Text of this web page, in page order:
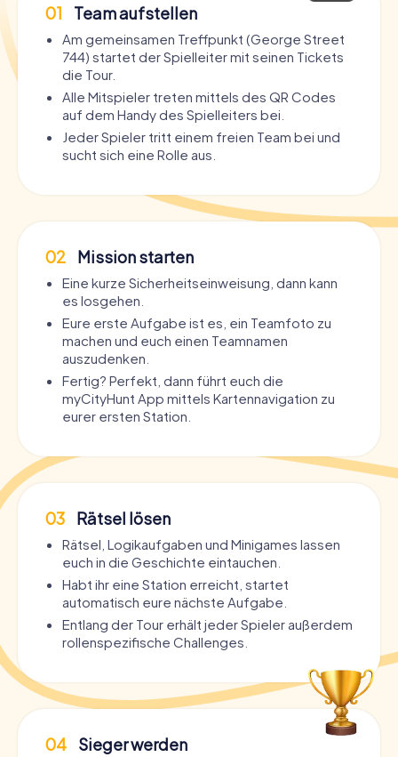
01 Team aufstellen
Am gemeinsamen Treffpunkt (George Street
744) startet der Spielleiter mit seinen Tickets
die Tour.
Alle Mitspieler treten mittels des QR Codes
auf dem Handy des Spielleiters bei.
Jeder Spieler tritt einem freien Team bei und
sucht sich eine Rolle aus.
02 Mission starten
Eine kurze Sicherheitseinweisung, dann kann
es losgehen.
Eure erste Aufgabe ist es, ein Teamfoto zu
machen und euch einen Teamnamen
auszudenken.
Fertig? Perfekt, dann führt euch die
myCityHunt App mittels Kartennavigation zu
eurer ersten Station.
03 Rätsel lösen
Rätsel, Logikaufgaben und Minigames lassen
euch in die Geschichte eintauchen.
Habt ihr eine Station erreicht, startet
automatisch eure nächste Aufgabe.
Entlang der Tour erhält jeder Spieler außerdem
rollenspezifische Challenges.
04 Sieger werden